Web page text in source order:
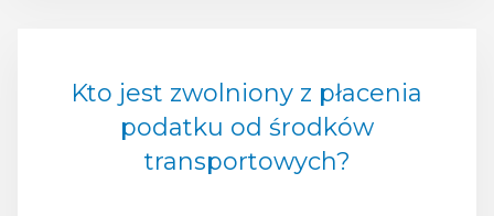
Kto jest zwolniony z płacenia
podatku od środków
transportowych?